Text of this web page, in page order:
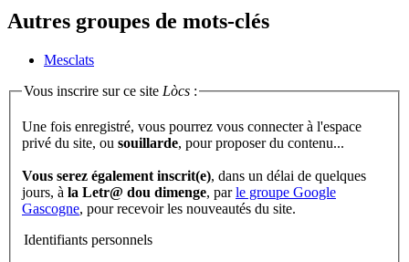
Autres groupes de mots-clés
Mesclats
Vous inscrire sur ce site Lòcs :
Une fois enregistré, vous pourrez vous connecter à l'espace
privé du site, ou souillarde , pour proposer du contenu...
Vous serez également inscrit(e), dans un délai de quelques
jours, à la Letr@ dou dimenge, parle groupe Google
Gascogne, pour recevoir les nouveautés du site.
Identifiants personnels